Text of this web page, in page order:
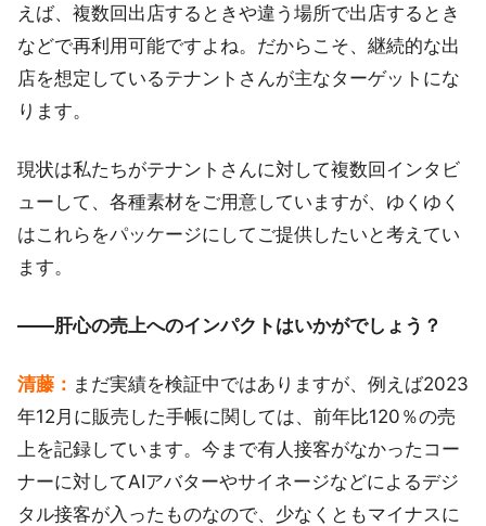
えば、複数回出店するときや違う場所で出店するとき
などで再利用可能ですよね。だからこそ、継続的な出
店を想定しているテナントさんが主なターゲットにな
ります。
現状は私たちがテナントさんに対して複数回インタビ
ューして、各種素材をご用意していますが、ゆくゆく
はこれらをパッケージにしてご提供したいと考えてい
ます。
――肝心の売上へのインパクトはいかがでしょう？
清藤： まだ実績を検証中ではありますが、例えば2023
年12月に販売した手帳に関しては、前年比120％の売
上を記録しています。今まで有人接客がなかったコー
ナーに対してAIアバターやサイネージなどによるデジ
タル接客が入ったものなので、少なくともマイナスに